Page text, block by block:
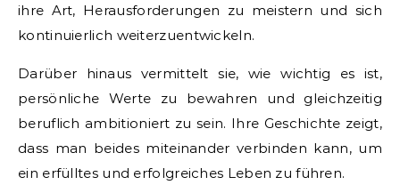
ihre Art, Herausforderungen zu meistern und sich
kontinuierlich weiterzuentwickeln.
Darüber hinaus vermittelt sie, wie wichtig es ist,
persönliche Werte zu bewahren und gleichzeitig
beruflich ambitioniert zu sein. Ihre Geschichte zeigt,
dass man beides miteinander verbinden kann, um
ein erfülltes und erfolgreiches Leben zu führen.